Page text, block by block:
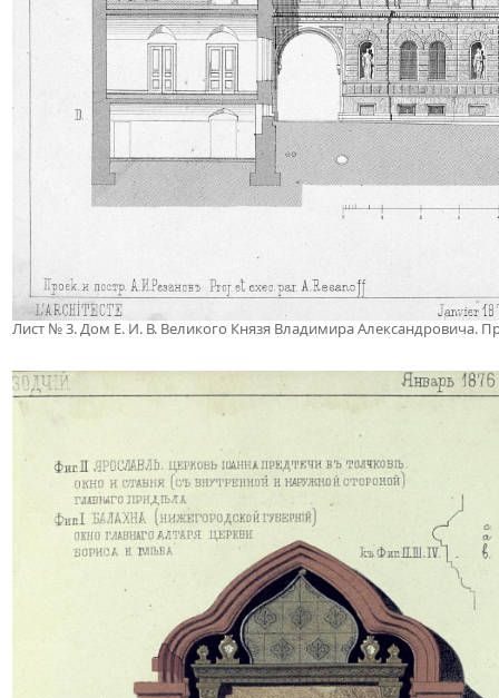
Лист № 3. Дом Е. И. В. Великого Князя Владимира Александровича.